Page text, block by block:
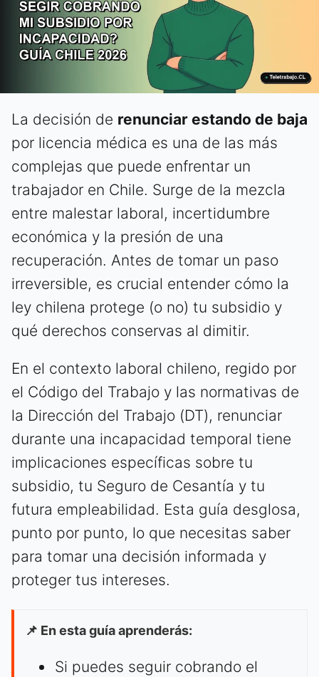
La decisión de renunciar estando de baja
por licencia médica es una de las más
complejas que puede enfrentar un
trabajador en Chile. Surge de la mezcla
entre malestar laboral, incertidumbre
económica y la presión de una
recuperación. Antes de tomar un paso
irreversible, es crucial entender cómo la
ley chilena protege (o no) tu subsidio y
qué derechos conservas al dimitir.
En el contexto laboral chileno, regido por
el Código del Trabajo y las normativas de
la Dirección del Trabajo (DT), renunciar
durante una incapacidad temporal tiene
implicaciones específicas sobre tu
subsidio, tu Seguro de Cesantía y tu
futura empleabilidad. Esta guía desglosa,
punto por punto, lo que necesitas saber
para tomar una decisión informada y
proteger tus intereses.
📌 En esta guía aprenderás:
Si puedes seguir cobrando el